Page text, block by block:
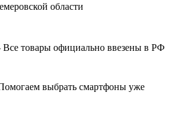
области
товары официально ввезены в РФ
выбрать смартфоны уже